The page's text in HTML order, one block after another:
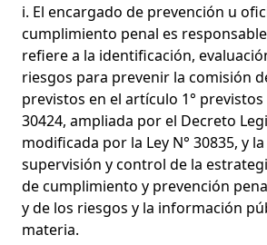
i. El encargado de prevención u
cumplimiento penal es
refiere a la identificación,
riesgos para prevenir la comisión
previstos en el artículo 1° previstos
30424, ampliada por el Decreto
modificada por la Ley N° 30835, y
supervisión y control de la
de cumplimiento y prevención
y de los riesgos y la información
materia.